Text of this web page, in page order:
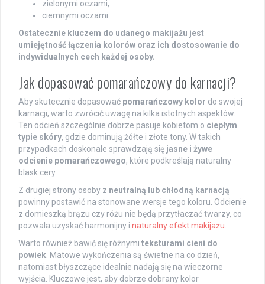
zielonymi oczami,
ciemnymi oczami.
Ostatecznie kluczem do udanego makijażu jest
umiejętność łączenia kolorów oraz ich dostosowanie do
indywidualnych cech każdej osoby.
Jak dopasować pomarańczowy do karnacji?
Aby skutecznie dopasować pomarańczowy kolor do swojej
karnacji, warto zwrócić uwagę na kilka istotnych aspektów.
Ten odcień szczególnie dobrze pasuje kobietom o ciepłym
typie skóry, gdzie dominują żółte i złote tony. W takich
przypadkach doskonale sprawdzają się jasne i żywe
odcienie pomarańczowego, które podkreślają naturalny
blask cery.
Z drugiej strony osoby z neutralną lub chłodną karnacją
powinny postawić na stonowane wersje tego koloru. Odcienie
z domieszką brązu czy różu nie będą przytłaczać twarzy, co
pozwala uzyskać harmonijny i naturalny efekt makijażu
Warto również bawić się różnymi teksturami cieni do
powiek . Matowe wykończenia są świetne na co dzień,
natomiast błyszczące idealnie nadają się na wieczorne
wyjścia. Kluczowe jest, aby dobrze dobrany kolor